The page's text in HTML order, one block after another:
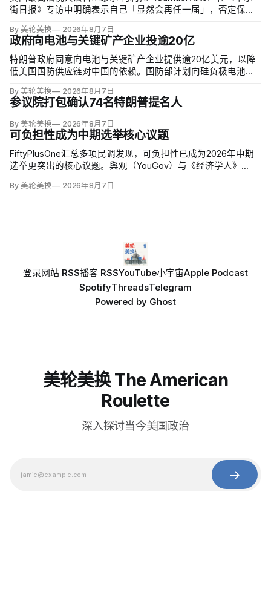
街日报》专访中明确表示自己「显然会再任一届」，否定保守
者的呼声。76岁的阿利托称这类催退提醒他生命有限，却也暗
含法官可以互换的误解。
By 美轮美换 2026年8月7日
政府向电池与关键矿产企业投逾20亿
特朗普政府同意向电池与关键矿产企业提供逾20亿美元，以降
低美国国防供应链对中国的依赖。国防部计划向硅负极电池公
开采钪的日出能源金属公司（Sunrise Energy Metals）提供4亿
美元贷款，美…
By 美轮美换 2026年8月7日
参议院打包确认74名特朗普提名人
By 美轮美换 2026年8月7日
可负担性成为中期选举核心议题
FiftyPlusOne汇总多项民调发现，可负担性已成为2026年中期
选举更突出的核心议题。舆观（YouGov）与《经济学人》
题的美国人，从2024年10月的24%升至今年5月的30%，本周进
By 美轮美换 2026年8月7日
登录网站 RSS播客 RSSYouTube小宇宙Apple Podcast
SpotifyThreadsTelegram
Powered by Ghost
美轮美换 The American
Roulette
深入探讨当今美国政治